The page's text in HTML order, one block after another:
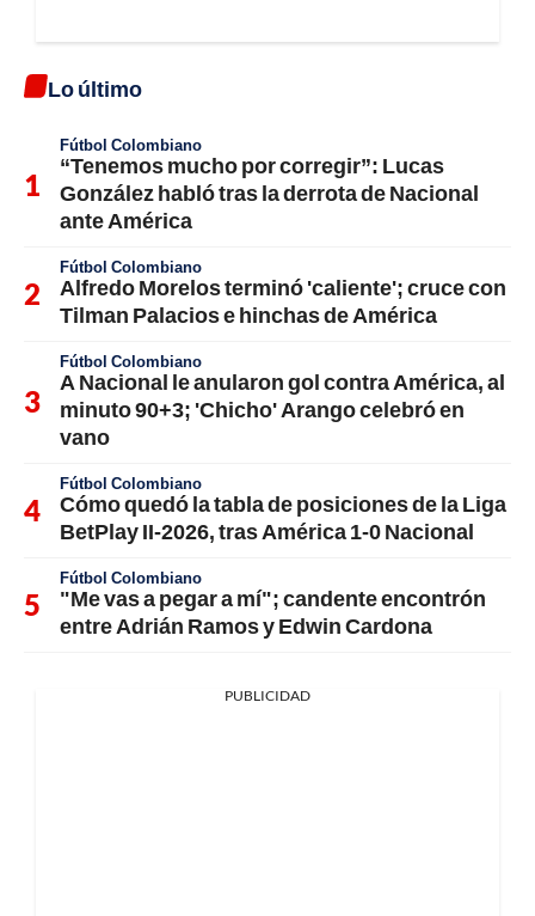
Lo último
Fútbol Colombiano
“Tenemos mucho por corregir”: Lucas
González habló tras la derrota de Nacional
ante América
Fútbol Colombiano
Alfredo Morelos terminó 'caliente'; cruce con
Tilman Palacios e hinchas de América
Fútbol Colombiano
A Nacional le anularon gol contra América, al
minuto 90+3; 'Chicho' Arango celebró en
vano
Fútbol Colombiano
Cómo quedó la tabla de posiciones de la Liga
BetPlay II-2026, tras América 1-0 Nacional
Fútbol Colombiano
"Me vas a pegar a mí"; candente encontrón
entre Adrián Ramos y Edwin Cardona
PUBLICIDAD